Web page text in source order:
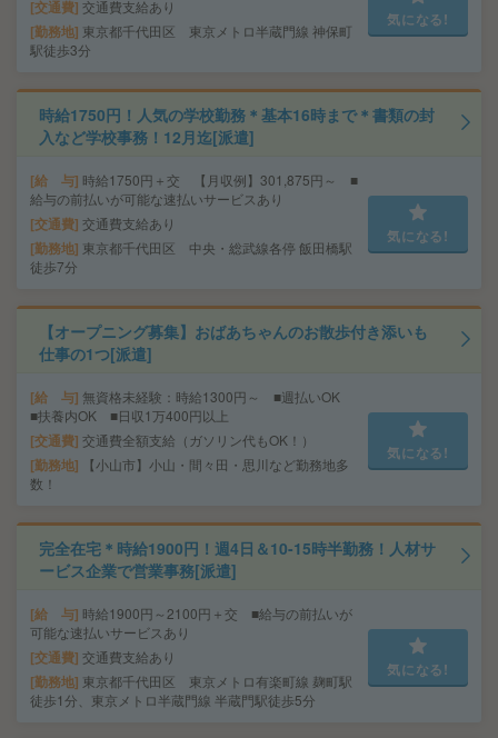
交通費 交通費支給あり
勤務地 東京都千代田区 東京メトロ半蔵門線 神保町
駅徒歩3分
気になる!
時給1750円！人気の学校勤務＊基本16時まで＊書類の封
入など学校事務！12月迄[派遣]
給 与 時給1750円＋交 【月収例】301,875円～ ■
給与の前払いが可能な速払いサービスあり
交通費 交通費支給あり
勤務地 東京都千代田区 中央・総武線各停 飯田橋駅
徒歩7分
気になる!
【オープニング募集】おばあちゃんのお散歩付き添いも
仕事の1つ[派遣]
給 与 無資格未経験：時給1300円～ ■週払いOK
■扶養内OK ■日収1万400円以上
交通費 交通費全額支給（ガソリン代もOK！）
勤務地
【小山市】小山・間々田・思川など勤務地多
数！
気になる!
完全在宅＊時給1900円！週4日＆10-15時半勤務！人材サ
ービス企業で営業事務[派遣]
給 与 時給1900円～2100円＋交 ■給与の前払いが
可能な速払いサービスあり
交通費 交通費支給あり
勤務地 東京都千代田区 東京メトロ有楽町線 麹町駅
徒歩1分、東京メトロ半蔵門線 半蔵門駅徒歩5分
気になる!